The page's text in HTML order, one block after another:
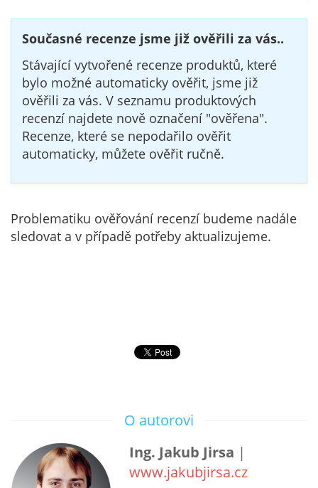
Současné recenze jsme již ověřili za vás..
Stávající vytvořené recenze produktů, které
bylo možné automaticky ověřit, jsme již
ověřili za vás. V seznamu produktových
recenzí najdete nově označení "ověřena".
Recenze, které se nepodařilo ověřit
automaticky, můžete ověřit ručně.
Problematiku ověřování recenzí budeme nadále
sledovat a v případě potřeby aktualizujeme.
O autorovi
Ing. Jakub Jirsa |
www.jakubjirsa.cz